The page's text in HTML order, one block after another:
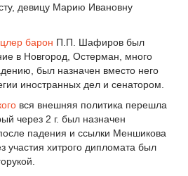
девицу Марию Ивановну
барон П.П. Шафиров был
в Новгород, Остерман, много
был назначен вместо него
иностранных дел и сенатором.
вся внешняя политика перешла
через 2 г. был назначен
падения и ссылки Меншикова
участия хитрого дипломата был